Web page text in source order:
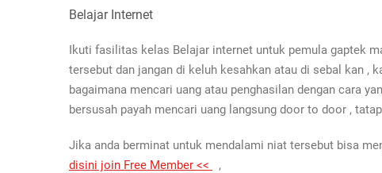
Belajar Internet
Ikuti fasilitas kelas Belajar internet untuk pemula gaptek
tersebut dan jangan di keluh kesahkan atau di sebal kan ,
bagaimana mencari uang atau penghasilan dengan cara
bersusah payah mencari uang langsung door to door ,
Jika anda berminat untuk mendalami niat tersebut bisa
disini join Free Member <<
,